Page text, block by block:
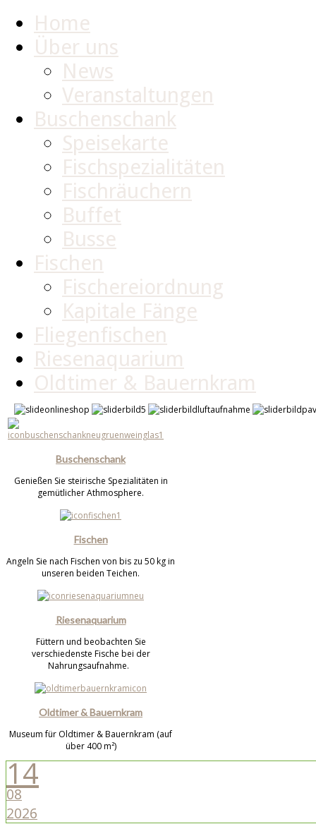
Home
Über uns
News
Veranstaltungen
Buschenschank
Speisekarte
Fischspezialitäten
Fischräuchern
Buffet
Busse
Fischen
Fischereiordnung
Kapitale Fänge
Fliegenfischen
Riesenaquarium
Oldtimer & Bauernkram
Buschenschank
Genießen Sie steirische Spezialitäten in
gemütlicher Athmosphere.
Fischen
Angeln Sie nach Fischen von bis zu 50 kg in
unseren beiden Teichen.
Riesenaquarium
Füttern und beobachten Sie
verschiedenste Fische bei der
Nahrungsaufnahme.
Oldtimer & Bauernkram
Museum für Oldtimer & Bauernkram (auf
über 400 m²)
14
08
2026